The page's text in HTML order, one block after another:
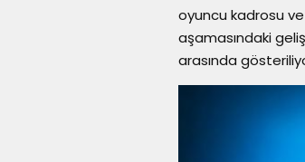
oyuncu kadrosu
aşamasındaki
arasında